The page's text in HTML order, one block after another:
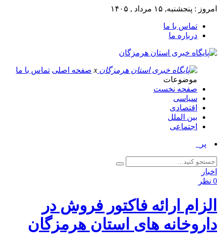
امروز : پنجشنبه, ۱۵ مرداد , ۱۴۰۵
تماس با ما
درباره ما
x صفحه اصلی تماس با ما
موضوعات
صفحه نخست
سیاسی
اقتصادی
بین الملل
اجتماعی
پرچم‌های_
اخبار
0 نظر
الزام ارائه فاکتور فروش در
داروخانه های استان هرمزگان